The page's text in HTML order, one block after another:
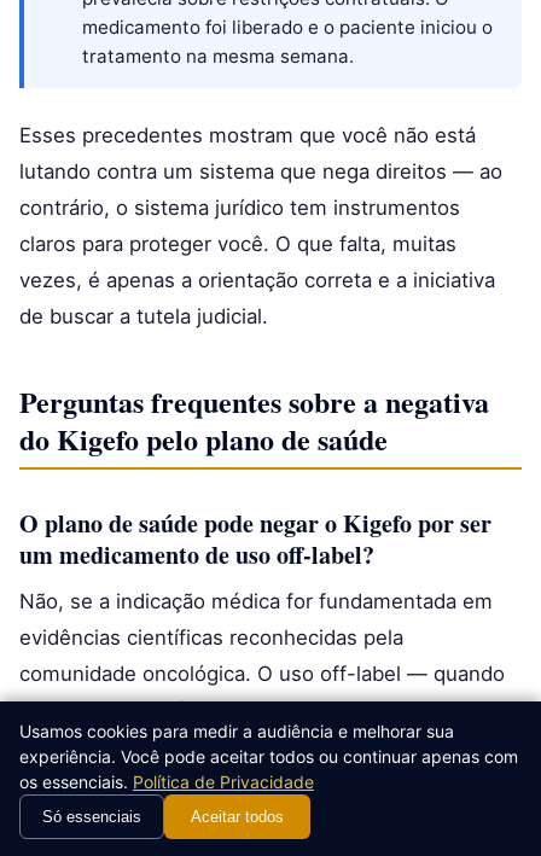
medicamento foi liberado e o paciente iniciou o
tratamento na mesma semana.
Esses precedentes mostram que você não está
lutando contra um sistema que nega direitos — ao
contrário, o sistema jurídico tem instrumentos
claros para proteger você. O que falta, muitas
vezes, é apenas a orientação correta e a iniciativa
de buscar a tutela judicial.
Perguntas frequentes sobre a negativa
do Kigefo pelo plano de saúde
O plano de saúde pode negar o Kigefo por ser
um medicamento de uso off-label?
Não, se a indicação médica for fundamentada em
evidências científicas reconhecidas pela
comunidade oncológica. O uso off-label — quando
diferente da aprovada na bula — é uma prática
comum na oncologia e não pode ser usado como
justificativa genérica para a negativa. O que vale é a
Usamos cookies para medir a audiência e melhorar sua
experiência. Você pode aceitar todos ou continuar apenas com
os essenciais. Política de Privacidade
Só essenciais Aceitar todos